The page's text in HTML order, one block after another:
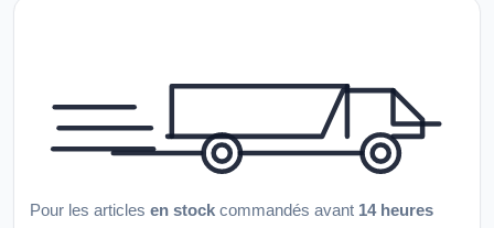
Pour les articles en stock commandés avant 14 heures